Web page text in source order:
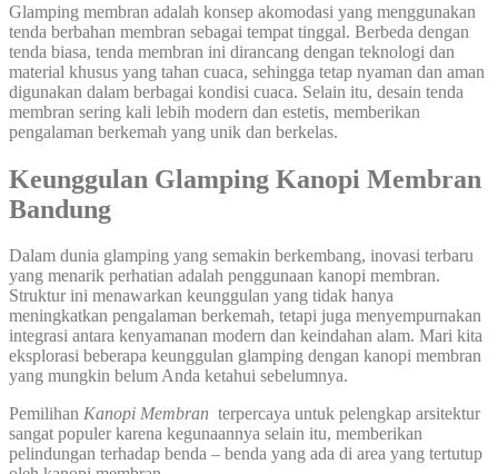
Glamping membran adalah konsep akomodasi yang menggunakan
tenda berbahan membran sebagai tempat tinggal. Berbeda dengan
tenda biasa, tenda membran ini dirancang dengan teknologi dan
material khusus yang tahan cuaca, sehingga tetap nyaman dan aman
digunakan dalam berbagai kondisi cuaca. Selain itu, desain tenda
membran sering kali lebih modern dan estetis, memberikan
pengalaman berkemah yang unik dan berkelas.
Keunggulan Glamping Kanopi Membran
Bandung
Dalam dunia glamping yang semakin berkembang, inovasi terbaru
yang menarik perhatian adalah penggunaan kanopi membran.
Struktur ini menawarkan keunggulan yang tidak hanya
meningkatkan pengalaman berkemah, tetapi juga menyempurnakan
integrasi antara kenyamanan modern dan keindahan alam. Mari kita
eksplorasi beberapa keunggulan glamping dengan kanopi membran
yang mungkin belum Anda ketahui sebelumnya.
Pemilihan Kanopi Membran terpercaya untuk pelengkap arsitektur
sangat populer karena kegunaannya selain itu, memberikan
pelindungan terhadap benda – benda yang ada di area yang tertutup